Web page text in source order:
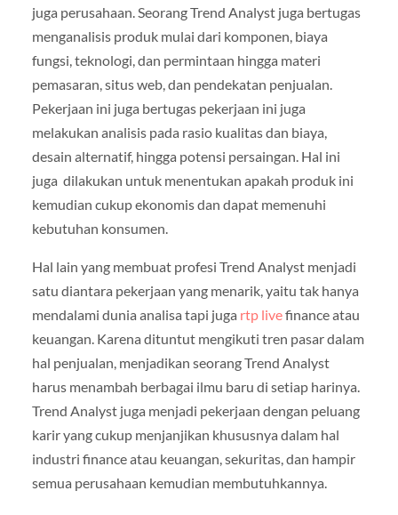
juga perusahaan. Seorang Trend Analyst juga bertugas
menganalisis produk mulai dari komponen, biaya
fungsi, teknologi, dan permintaan hingga materi
pemasaran, situs web, dan pendekatan penjualan.
Pekerjaan ini juga bertugas pekerjaan ini juga
melakukan analisis pada rasio kualitas dan biaya,
desain alternatif, hingga potensi persaingan. Hal ini
juga dilakukan untuk menentukan apakah produk ini
kemudian cukup ekonomis dan dapat memenuhi
kebutuhan konsumen.
Hal lain yang membuat profesi Trend Analyst menjadi
satu diantara pekerjaan yang menarik, yaitu tak hanya
mendalami dunia analisa tapi juga rtp livefinance atau
keuangan. Karena dituntut mengikuti tren pasar dalam
hal penjualan, menjadikan seorang Trend Analyst
harus menambah berbagai ilmu baru di setiap harinya.
Trend Analyst juga menjadi pekerjaan dengan peluang
karir yang cukup menjanjikan khususnya dalam hal
industri finance atau keuangan, sekuritas, dan hampir
semua perusahaan kemudian membutuhkannya.